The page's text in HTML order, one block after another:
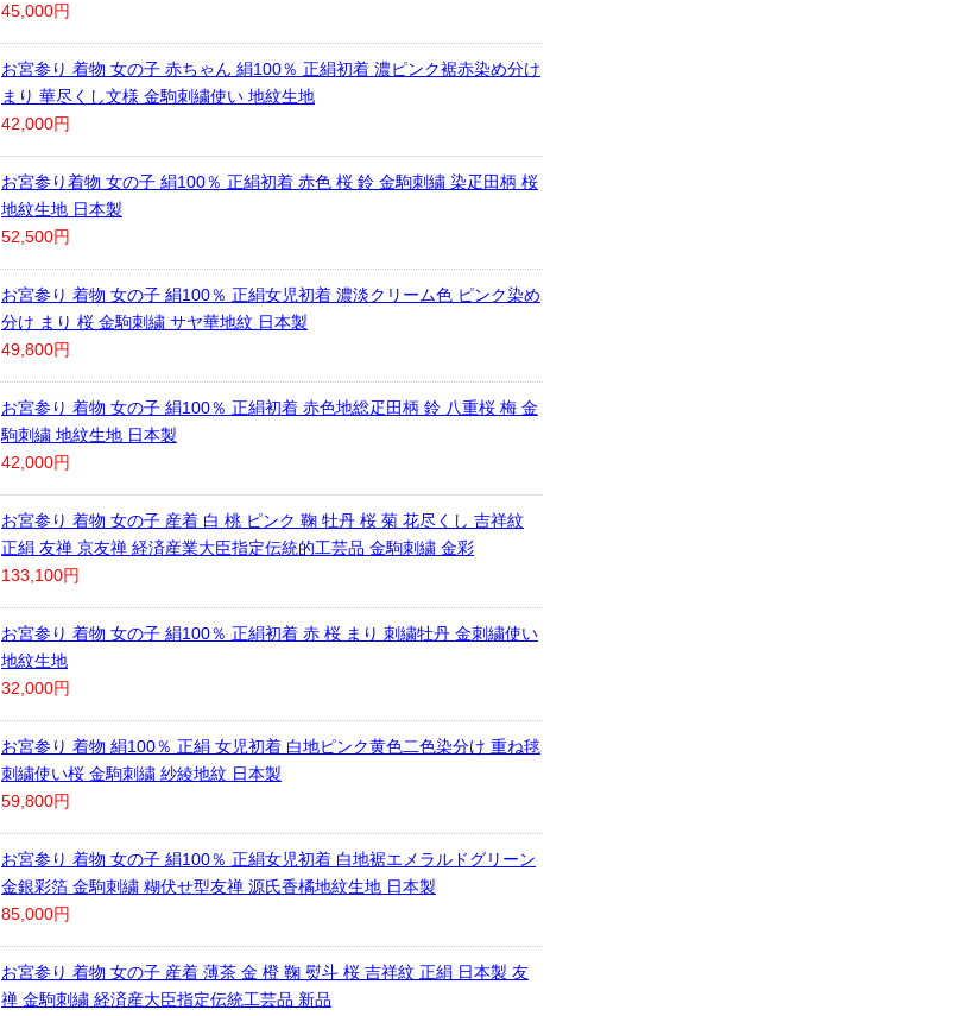
45,000円
お宮参り 着物 女の子 赤ちゃん 絹100％ 正絹初着 濃ピンク裾赤染め分け
まり 華尽くし文様 金駒刺繍使い 地紋生地
42,000円
お宮参り着物 女の子 絹100％ 正絹初着 赤色 桜 鈴 金駒刺繍 染疋田柄 桜
地紋生地 日本製
52,500円
お宮参り 着物 女の子 絹100％ 正絹女児初着 濃淡クリーム色 ピンク染め
分け まり 桜 金駒刺繍 サヤ華地紋 日本製
49,800円
お宮参り 着物 女の子 絹100％ 正絹初着 赤色地総疋田柄 鈴 八重桜 梅 金
駒刺繍 地紋生地 日本製
42,000円
お宮参り 着物 女の子 産着 白 桃 ピンク 鞠 牡丹 桜 菊 花尽くし 吉祥紋
正絹 友禅 京友禅 経済産業大臣指定伝統的工芸品 金駒刺繍 金彩
133,100円
お宮参り 着物 女の子 絹100％ 正絹初着 赤 桜 まり 刺繍牡丹 金刺繍使い
地紋生地
32,000円
お宮参り 着物 絹100％ 正絹 女児初着 白地ピンク黄色二色染分け 重ね毬
刺繍使い桜 金駒刺繍 紗綾地紋 日本製
59,800円
お宮参り 着物 女の子 絹100％ 正絹女児初着 白地裾エメラルドグリーン
金銀彩箔 金駒刺繍 糊伏せ型友禅 源氏香橘地紋生地 日本製
85,000円
お宮参り 着物 女の子 産着 薄茶 金 橙 鞠 熨斗 桜 吉祥紋 正絹 日本製 友
禅 金駒刺繍 経済産大臣指定伝統工芸品 新品